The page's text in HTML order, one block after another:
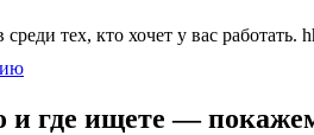
среди тех, кто хочет у вас работать.
и где ищете —